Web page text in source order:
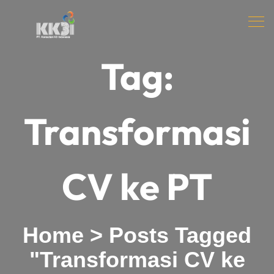
Tag:
Transformasi
CV ke PT
Home > Posts Tagged
"Transformasi CV ke